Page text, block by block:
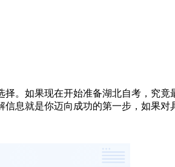
。如果现在开始准备湖北自考，究
息就是你迈向成功的第一步，如果